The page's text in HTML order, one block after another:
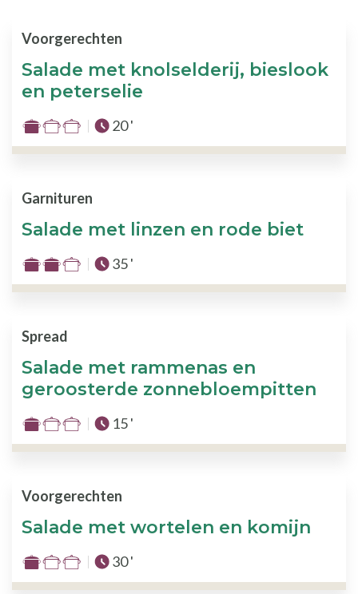
Salade met knolselderij, bieslook
en peterselie
Voorgerechten
Moeilijkheid
:
van
3
Totale tijd :
20 '
Salade met linzen en rode biet
Garnituren
Moeilijkheid
:
van
3
Totale tijd :
35 '
Salade met rammenas en
geroosterde zonnebloempitten
Spread
Moeilijkheid
:
van
3
Totale tijd :
15 '
Salade met wortelen en komijn
Voorgerechten
Moeilijkheid
:
Totale tijd :
30 '